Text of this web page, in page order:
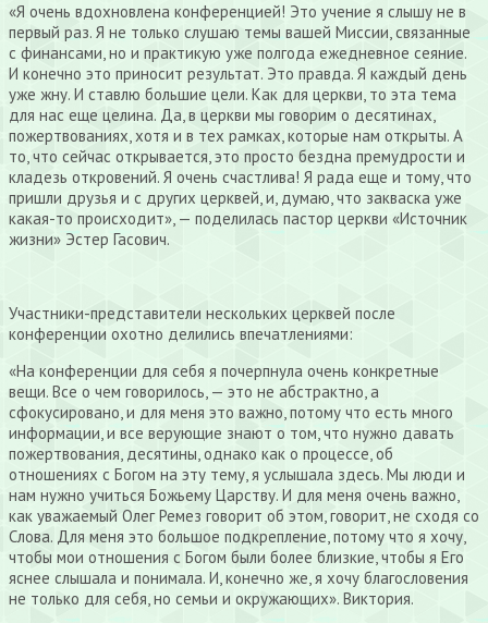
«Я очень вдохновлена конференцией! Это учение я слышу не в
первый раз. Я не только слушаю темы вашей Миссии, связанные
с финансами, но и практикую уже полгода ежедневное сеяние.
И конечно это приносит результат. Это правда. Я каждый день
уже жну. И ставлю большие цели. Как для церкви, то эта тема
для нас еще целина. Да, в церкви мы говорим о десятинах,
пожертвованиях, хотя и в тех рамках, которые нам открыты. А
то, что сейчас открывается, это просто бездна премудрости и
кладезь откровений. Я очень счастлива! Я рада еще и тому, что
пришли друзья и с других церквей, и, думаю, что закваска уже
какая-то происходит», — поделилась пастор церкви «Источник
жизни» Эстер Гасович.
Участники-представители нескольких церквей после
конференции охотно делились впечатлениями:
«На конференции для себя я почерпнула очень конкретные
вещи. Все о чем говорилось, — это не абстрактно, а
сфокусировано, и для меня это важно, потому что есть много
информации, и все верующие знают о том, что нужно давать
пожертвования, десятины, однако как о процессе, об
отношениях с Богом на эту тему, я услышала здесь. Мы люди и
нам нужно учиться Божьему Царству. И для меня очень важно,
как уважаемый Олег Ремез говорит об этом, говорит, не сходя со
Слова. Для меня это большое подкрепление, потому что я хочу,
чтобы мои отношения с Богом были более близкие, чтобы я Его
яснее слышала и понимала. И, конечно же, я хочу благословения
не только для себя, но семьи и окружающих». Виктория.